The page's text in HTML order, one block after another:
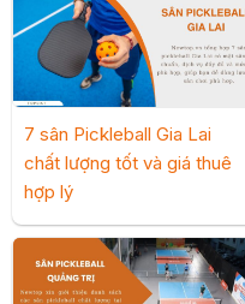
7 sân Pickleball Gia Lai
chất lượng tốt và giá thuê
hợp lý